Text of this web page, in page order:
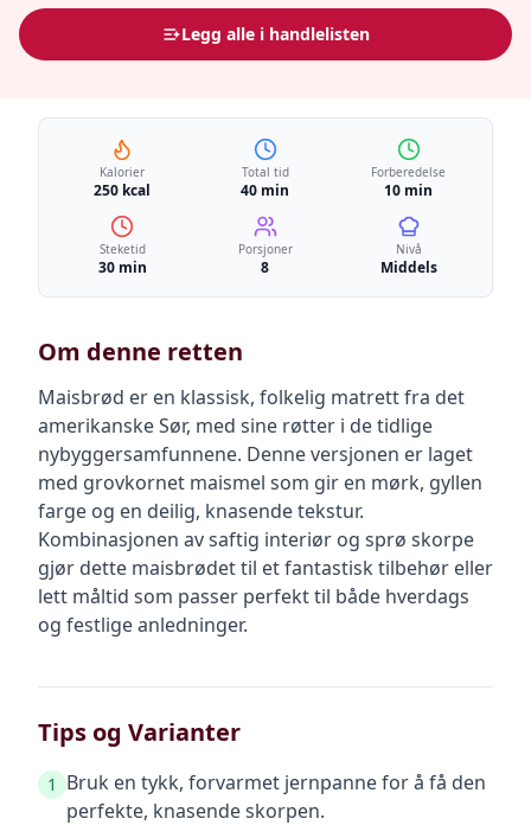
Legg alle i handlelisten
Kalorier
250 kcal
Total tid
40 min
Forberedelse
10 min
Steketid
30 min
Porsjoner
8
Nivå
Middels
Om denne retten
Maisbrød er en klassisk, folkelig matrett fra det
amerikanske Sør, med sine røtter i de tidlige
nybyggersamfunnene. Denne versjonen er laget
med grovkornet maismel som gir en mørk, gyllen
farge og en deilig, knasende tekstur.
Kombinasjonen av saftig interiør og sprø skorpe
gjør dette maisbrødet til et fantastisk tilbehør eller
lett måltid som passer perfekt til både hverdags
og festlige anledninger.
Tips og Varianter
1
Bruk en tykk, forvarmet jernpanne for å få den
perfekte, knasende skorpen.